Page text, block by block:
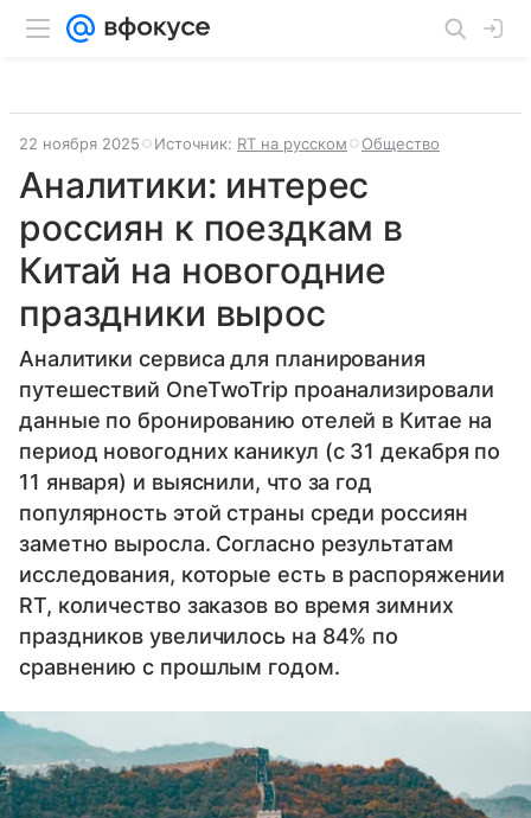
22 ноября 2025 Источник: RT на русском Общество
Аналитики: интерес
россиян к поездкам в
Китай на новогодние
праздники вырос
Аналитики сервиса для планирования
путешествий OneTwoTrip проанализировали
данные по бронированию отелей в Китае на
период новогодних каникул (с 31 декабря по
11 января) и выяснили, что за год
популярность этой страны среди россиян
заметно выросла. Согласно результатам
исследования, которые есть в распоряжении
RT, количество заказов во время зимних
праздников увеличилось на 84% по
сравнению с прошлым годом.